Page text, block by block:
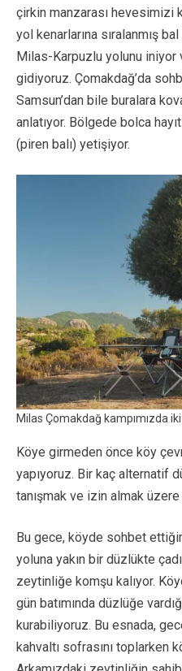
çirkin manzarası hevesimizi
yol kenarlarına sıralanmış
Milas-Karpuzlu yolunu iniyor
gidiyoruz. Çomakdağ’da
Samsun’dan bile buralara
anlatıyor. Bölgede bolca
(piren balı) yetişiyor.
Milas Çomakdağ kampımızda
Köye girmeden önce köy
yapıyoruz. Bir kaç alternatif
tanışmak ve izin almak
Bu gece, köyde sohbet
yoluna yakın bir düzlükte
zeytinliğe komşu kalıyor.
gün batımında düzlüğe
kurabiliyoruz. Bu esnada,
kahvaltı sofrasını toplarken